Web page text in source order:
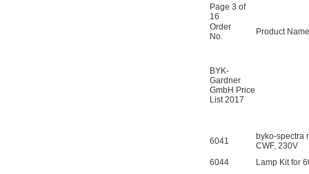
Page 3 of
16
Order
No.
Product
BYK-
Gardner
GmbH Price
List 2017
6041
byko-spectra
CWF, 230V
6044
Lamp Kit for